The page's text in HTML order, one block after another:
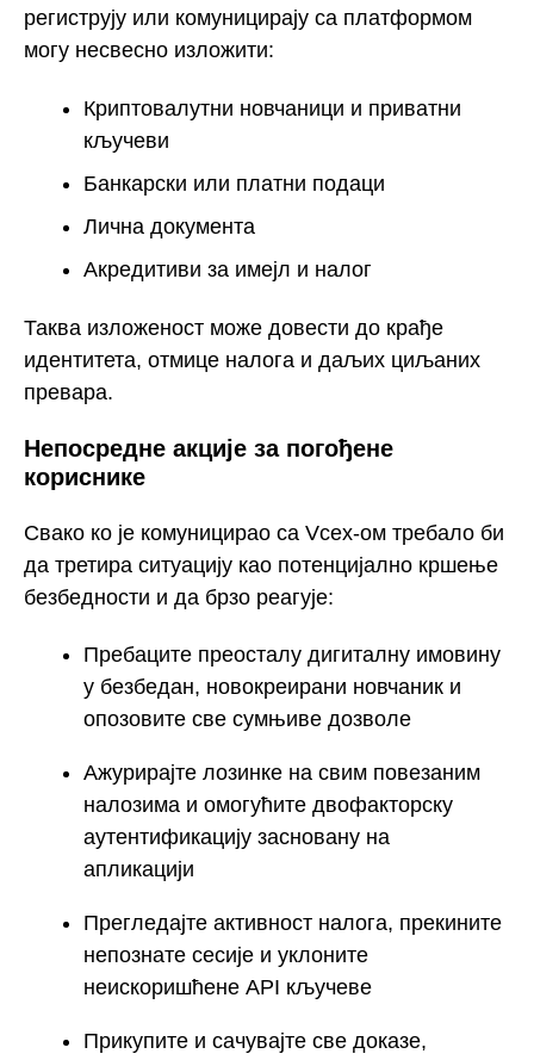
региструју или комуницирају са платформом
могу несвесно изложити:
Криптовалутни новчаници и приватни
кључеви
Банкарски или платни подаци
Лична документа
Акредитиви за имејл и налог
Таква изложеност може довести до крађе
идентитета, отмице налога и даљих циљаних
превара.
Непосредне акције за погођене
кориснике
Свако ко је комуницирао са Vcex-ом требало би
да третира ситуацију као потенцијално кршење
безбедности и да брзо реагује:
Пребаците преосталу дигиталну имовину
у безбедан, новокреирани новчаник и
опозовите све сумњиве дозволе
Ажурирајте лозинке на свим повезаним
налозима и омогућите двофакторску
аутентификацију засновану на
апликацији
Прегледајте активност налога, прекините
непознате сесије и уклоните
неискоришћене API кључеве
Прикупите и сачувајте све доказе,